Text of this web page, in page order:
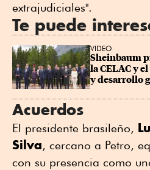
extrajudiciales".
Te puede
VIDEO
Sheinbaum
la CELAC y
y desarrollo
Acuerdos
El presidente brasileño,
Silva, cercano a Petro,
con su presencia como